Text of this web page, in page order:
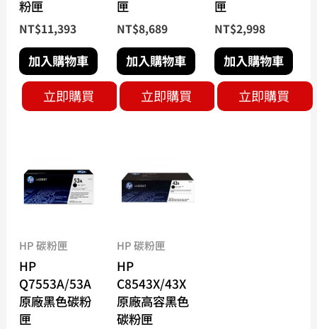
粉匣
NT$11,393
加入購物車
立即購買
匣
NT$8,689
加入購物車
立即購買
匣
NT$2,998
加入購物車
立即購買
HP 碳粉匣
HP
Q7553A/53A
原廠黑色碳粉
匣
HP 碳粉匣
HP
C8543X/43X
原廠高容黑色
碳粉匣